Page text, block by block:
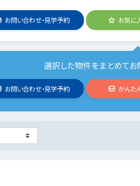
お問い合わせ・見学予約 お気に
選択した物件をまとめて
お問い合わせ・見学予約 かんた